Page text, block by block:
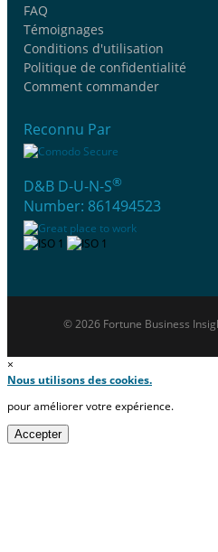
FAQ
Témoignages
Conditions d'utilisation
Politique de confidentialité
Comment commander
Reconnu Par
D&B D-U-N-S®
Number: 861494523
© 2026 Fortune Business
×
Nous utilisons des cookies.
pour améliorer votre expérience.
Accepter